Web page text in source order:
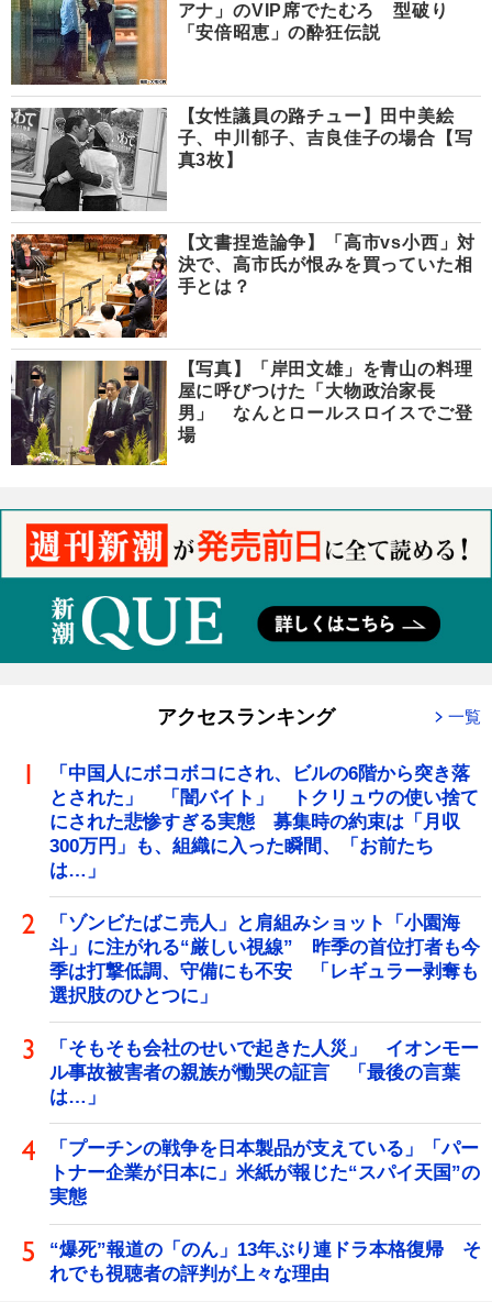
アナ」のVIP席でたむろ 型破り
「安倍昭恵」の酔狂伝説
【女性議員の路チュー】田中美絵
子、中川郁子、吉良佳子の場合【写
真3枚】
【文書捏造論争】「高市vs小西」対
決で、高市氏が恨みを買っていた相
手とは？
【写真】「岸田文雄」を青山の料理
屋に呼びつけた「大物政治家長
男」 なんとロールスロイスでご登
場
アクセスランキング 一覧
「中国人にボコボコにされ、ビルの6階から突き落
とされた」 「闇バイト」 トクリュウの使い捨て
にされた悲惨すぎる実態 募集時の約束は「月収
300万円」も、組織に入った瞬間、「お前たち
は…」
「ゾンビたばこ売人」と肩組みショット「小園海
斗」に注がれる“厳しい視線” 昨季の首位打者も今
季は打撃低調、守備にも不安 「レギュラー剥奪も
選択肢のひとつに」
「そもそも会社のせいで起きた人災」 イオンモー
ル事故被害者の親族が慟哭の証言 「最後の言葉
は…」
「プーチンの戦争を日本製品が支えている」「パー
トナー企業が日本に」米紙が報じた“スパイ天国”の
実態
“爆死”報道の「のん」13年ぶり連ドラ本格復帰 そ
れでも視聴者の評判が上々な理由